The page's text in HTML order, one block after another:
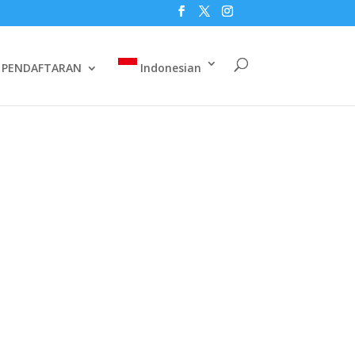
PENDAFTARAN Indonesian